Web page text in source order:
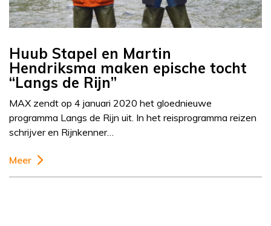
Huub Stapel en Martin
Hendriksma maken epische tocht
“Langs de Rijn”
MAX zendt op 4 januari 2020 het gloednieuwe
programma Langs de Rijn uit. In het reisprogramma reizen
schrijver en Rijnkenner…
Meer